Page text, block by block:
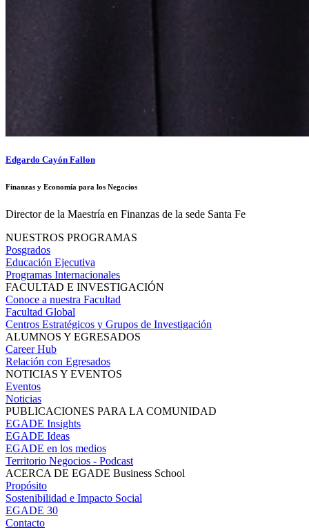
Edgardo Cayón Fallon
Finanzas y Economía para los Negocios
Director de la Maestría en Finanzas de la sede Santa Fe
NUESTROS PROGRAMAS
Posgrados
Educación Ejecutiva
Programas Internacionales
FACULTAD E INVESTIGACIÓN
Conoce a nuestra Facultad
Facultad Global
Centros Estratégicos y Grupos de Investigación
ALUMNOS Y EGRESADOS
Career Hub
Relación con Egresados
NOTICIAS Y EVENTOS
Eventos
Noticias
PUBLICACIONES PARA LA COMUNIDAD
EGADE Insights
EGADE Ideas
EGADE en los medios
Territorio Negocios - Podcast
ACERCA DE EGADE Business School
Propósito
Sostenibilidad e Impacto Social
EGADE 30
Contacto